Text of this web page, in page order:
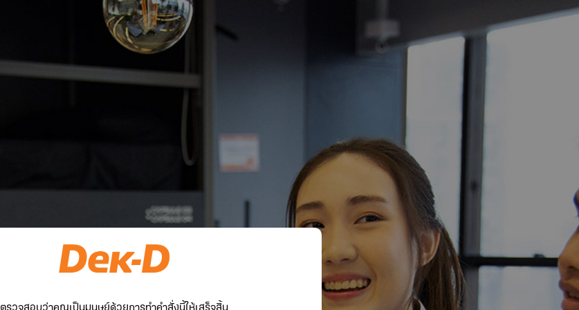
ตรวจสอบว่าคุณเป็นมนุษย์ด้วยการทำคำสั่งนี้ให้เสร็จสิ้น